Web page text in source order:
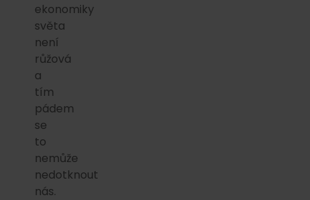
ekonomiky
světa
není
růžová
a
tím
pádem
se
to
nemůže
nedotknout
nás.